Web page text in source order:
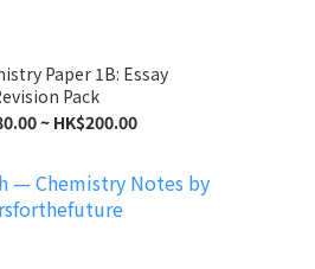
Paper 1B: Essay
Pack
~ HK$200.00